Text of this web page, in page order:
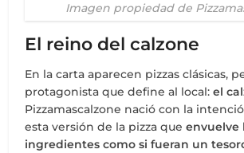
Imagen propiedad de
El reino del calzone
En la carta aparecen pizzas clásicas,
protagonista que define al local:el
Pizzamascalzone nació con la
esta versión de la pizza queenvuelve
ingredientes como si fueran un